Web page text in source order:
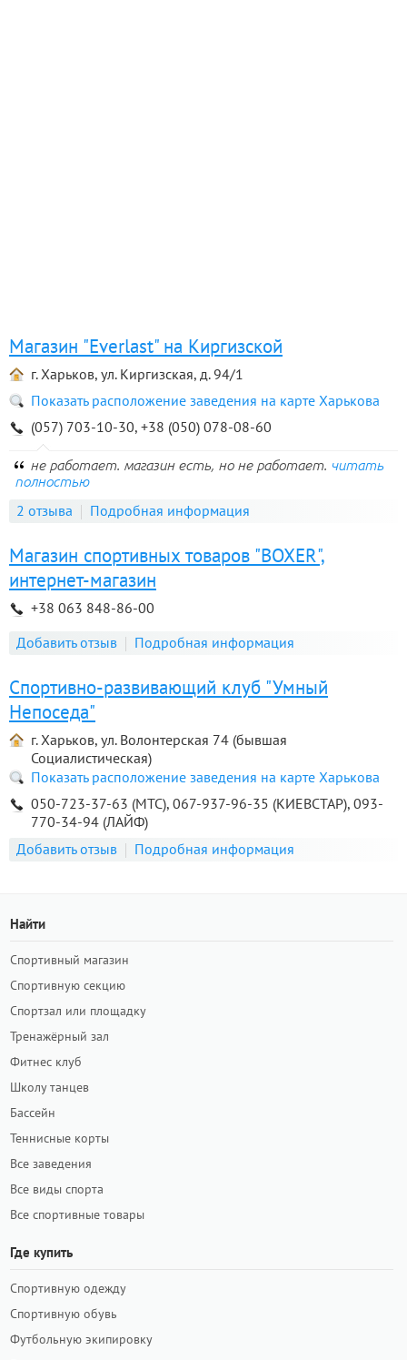
Магазин "Everlast" на Киргизской
г. Харьков, ул. Киргизская, д. 94/1
Показать расположение заведения на карте Харькова
(057) 703-10-30, +38 (050) 078-08-60
не работает. магазин есть, но не работает. читать
полностью
2 отзыва Подробная информация
Магазин спортивных товаров "BOXER",
интернет-магазин
+38 063 848-86-00
Добавить отзыв
Подробная информация
Спортивно-развивающий клуб "Умный
Непоседа"
г. Харьков, ул. Волонтерская 74 (бывшая
Социалистическая)
Показать расположение заведения на карте Харькова
050-723-37-63 (МТС), 067-937-96-35 (КИЕВСТАР), 093-
770-34-94 (ЛАЙФ)
Добавить отзыв
Подробная информация
Найти
Спортивный магазин
Спортивную секцию
Спортзал или площадку
Тренажёрный зал
Фитнес клуб
Школу танцев
Бассейн
Теннисные корты
Все заведения
Все виды спорта
Все спортивные товары
Где купить
Спортивную одежду
Спортивную обувь
Футбольную экипировку